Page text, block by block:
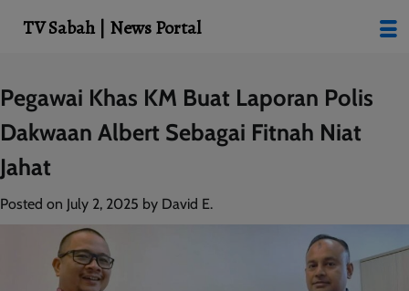
Skip
to
content
Pegawai Khas KM Buat Laporan Polis
Dakwaan Albert Sebagai Fitnah Niat
Jahat
Posted on July 2, 2025 by David E.
TV Sabah | News Portal